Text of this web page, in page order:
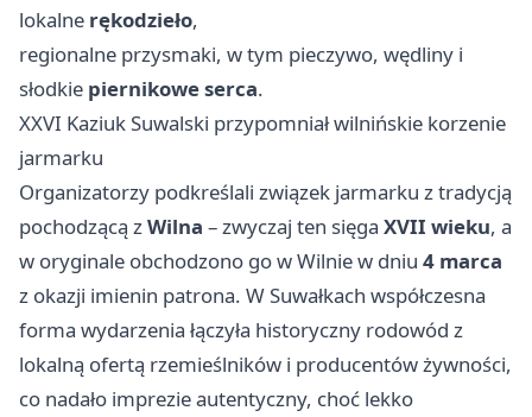
lokalne rękodzieło,
regionalne przysmaki, w tym pieczywo, wędliny i
słodkie piernikowe serca.
XXVI Kaziuk Suwalski przypomniał wilnińskie korzenie
jarmarku
Organizatorzy podkreślali związek jarmarku z tradycją
pochodzącą zWilna – zwyczaj ten sięga XVII wieku, a
w oryginale obchodzono go w Wilnie w dniu 4 marca
z okazji imienin patrona. W Suwałkach współczesna
forma wydarzenia łączyła historyczny rodowód z
lokalną ofertą rzemieślników i producentów żywności,
co nadało imprezie autentyczny, choć lekko